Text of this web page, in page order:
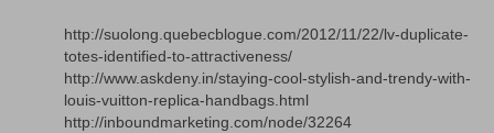
http://suolong.quebecblogue.com/2012/11/22/lv-duplicate-
totes-identified-to-attractiveness/
http://www.askdeny.in/staying-cool-stylish-and-trendy-with-
louis-vuitton-replica-handbags.html
http://inboundmarketing.com/node/32264